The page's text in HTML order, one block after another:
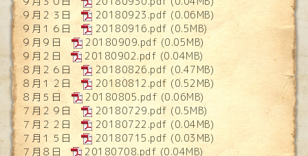
９月２３日
20180923.pdf (0.06MB)
９月１６日
20180916.pdf (0.5MB)
９月９日
20180909.pdf (0.05MB)
９月２日
20180902.pdf (0.04MB)
８月２６日
20180826.pdf (0.47MB)
８月１２日
20180812.pdf (0.52MB)
８月５日
20180805.pdf (0.06MB)
７月２９日
20180729.pdf (0.5MB)
７月２２日
20180722.pdf (0.04MB)
７月１５日
20180715.pdf (0.03MB)
７月８日
20180708.pdf (0.04MB)